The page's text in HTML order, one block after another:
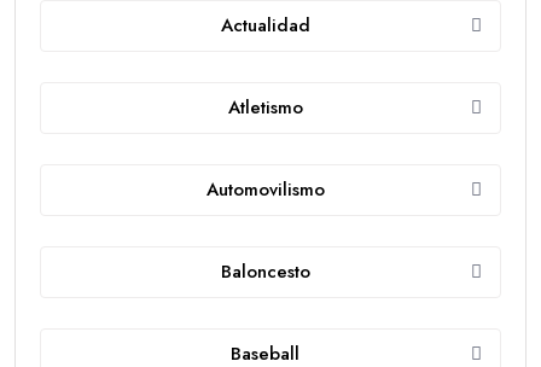
Actualidad
Atletismo
Automovilismo
Baloncesto
Baseball